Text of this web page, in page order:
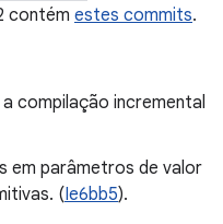
contém estes commits.
compilação incremental
em parâmetros de valor
(Ie6bb5).